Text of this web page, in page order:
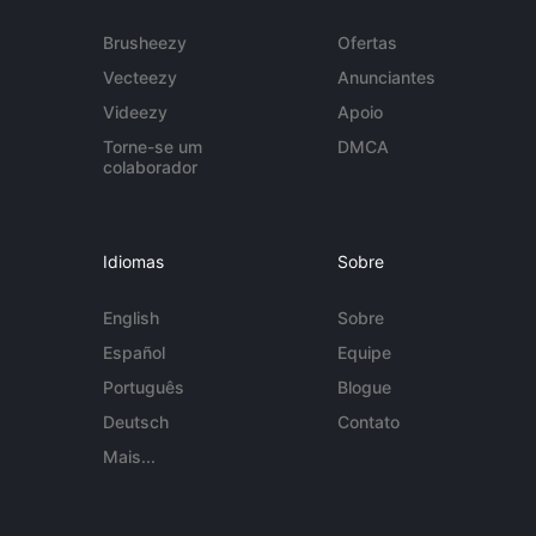
Brusheezy
Vecteezy
Videezy
Torne-se um
colaborador
Ofertas
Anunciantes
Apoio
DMCA
Idiomas
English
Español
Português
Deutsch
Mais...
Sobre
Sobre
Equipe
Blogue
Contato